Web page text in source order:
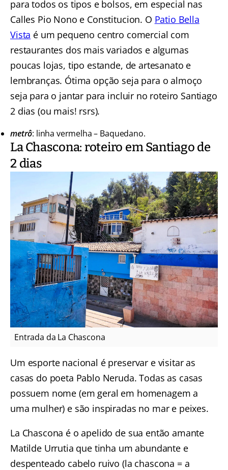
para todos os tipos e bolsos, em especial nas
Calles Pio Nono e Constitucion. O Patio Bella
Vista é um pequeno centro comercial com
restaurantes dos mais variados e algumas
poucas lojas, tipo estande, de artesanato e
lembranças. Ótima opção seja para o almoço
seja para o jantar para incluir no roteiro Santiago
2 dias (ou mais! rsrs).
metrô: linha vermelha – Baquedano.
La Chascona: roteiro em Santiago de
2 dias
Entrada da La Chascona
Um esporte nacional é preservar e visitar as
casas do poeta Pablo Neruda. Todas as casas
possuem nome (em geral em homenagem a
uma mulher) e são inspiradas no mar e peixes.
La Chascona é o apelido de sua então amante
Matilde Urrutia que tinha um abundante e
despenteado cabelo ruivo (la chascona = a